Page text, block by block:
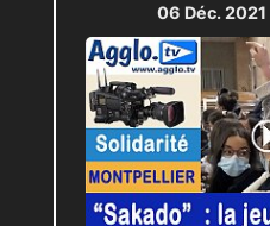
06 Déc. 2021